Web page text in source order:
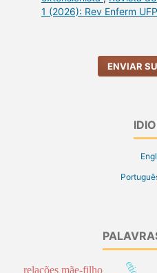
1 (2026): Rev Enferm
ENVIAR
relações mãe-filho